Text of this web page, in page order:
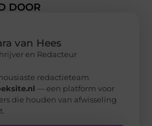
DOOR
van Hees
en Redacteur
redactieteam
— een platform voor
die houden van afwisseling